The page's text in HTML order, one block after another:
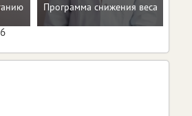
Программа снижения веса